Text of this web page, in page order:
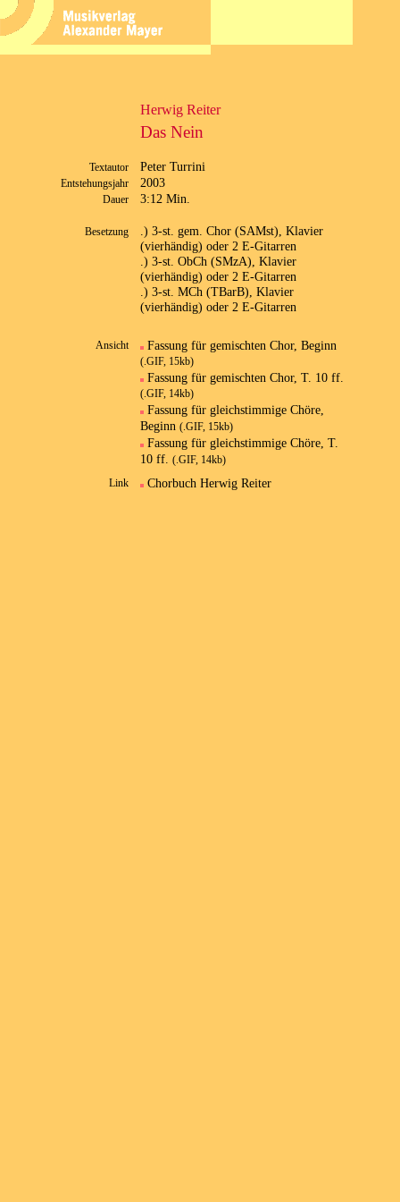
Herwig Reiter
Das Nein
Textautor Peter Turrini
Entstehungsjahr 2003
Dauer 3:12 Min.
Besetzung
.) 3-st. gem. Chor (SAMst), Klavier
(vierhändig) oder 2 E-Gitarren
.) 3-st. ObCh (SMzA), Klavier
(vierhändig) oder 2 E-Gitarren
.) 3-st. MCh (TBarB), Klavier
(vierhändig) oder 2 E-Gitarren
Ansicht Fassung für gemischten Chor, Beginn
(.GIF, 15kb)
Fassung für gemischten Chor, T. 10 ff.
(.GIF, 14kb)
Fassung für gleichstimmige Chöre,
Beginn (.GIF, 15kb)
Fassung für gleichstimmige Chöre, T.
10 ff. (.GIF, 14kb)
Link
Chorbuch Herwig Reiter